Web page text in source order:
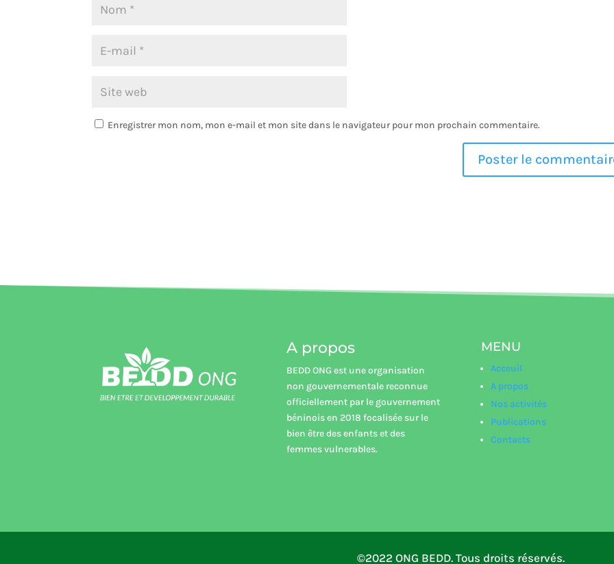
Enregistrer mon nom, mon e-mail et mon site dans le navigateur pour mon prochain commentaire.
A propos
BEDD ONG est une organisation
non gouvernementale reconnue
officiellement par le gouvernement
béninois en 2018 focalisée sur le
bien être des enfants et des
femmes vulnerables.
MENU
Acceuil
A propos
Nos activités
Publications
Contacts
©2022 ONG BEDD. Tous droits réservés.